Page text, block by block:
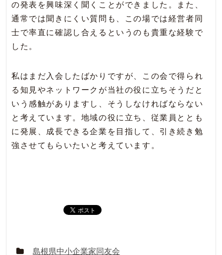
の発表を興味深く聞くことができました。また、
通常では聞きにくい質問も、この場では経営者同
士で率直に確認し合えるというのも貴重な経験で
した。
私はまだ入会したばかりですが、この会で得られ
る知見やネットワークが当社の役に立ちそうだと
いう感触がありますし、そうしなければならない
と考えています。地域の役に立ち、従業員ととも
に発展、成長できる企業を目指して、引き続き勉
強させてもらいたいと考えています。
島根県中小企業家同友会